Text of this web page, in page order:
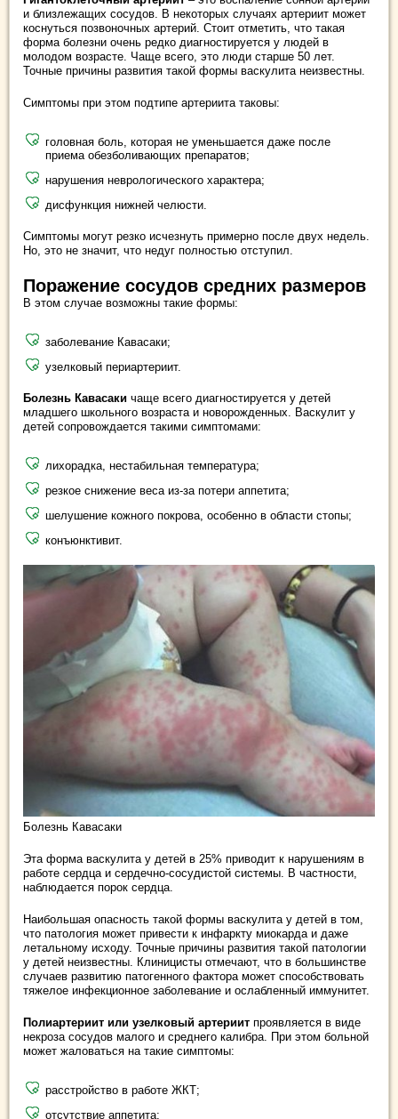
и близлежащих сосудов. В некоторых случаях артериит может
коснуться позвоночных артерий. Стоит отметить, что такая
форма болезни очень редко диагностируется у людей в
молодом возрасте. Чаще всего, это люди старше 50 лет.
Точные причины развития такой формы васкулита неизвестны.
Симптомы при этом подтипе артериита таковы:
головная боль, которая не уменьшается даже после
приема обезболивающих препаратов;
нарушения неврологического характера;
дисфункция нижней челюсти.
Симптомы могут резко исчезнуть примерно после двух недель.
Но, это не значит, что недуг полностью отступил.
Поражение сосудов средних размеров
В этом случае возможны такие формы:
заболевание Кавасаки;
узелковый периартериит.
Болезнь Кавасаки чаще всего диагностируется у детей
младшего школьного возраста и новорожденных. Васкулит у
детей сопровождается такими симптомами:
лихорадка, нестабильная температура;
резкое снижение веса из-за потери аппетита;
шелушение кожного покрова, особенно в области стопы;
конъюнктивит.
Болезнь Кавасаки
Эта форма васкулита у детей в 25% приводит к нарушениям в
работе сердца и сердечно-сосудистой системы. В частности,
наблюдается порок сердца.
Наибольшая опасность такой формы васкулита у детей в том,
что патология может привести к инфаркту миокарда и даже
летальному исходу. Точные причины развития такой патологии
у детей неизвестны. Клиницисты отмечают, что в большинстве
случаев развитию патогенного фактора может способствовать
тяжелое инфекционное заболевание и ослабленный иммунитет.
Полиартериит или узелковый артериит проявляется в виде
некроза сосудов малого и среднего калибра. При этом больной
может жаловаться на такие симптомы:
расстройство в работе ЖКТ;
отсутствие аппетита;